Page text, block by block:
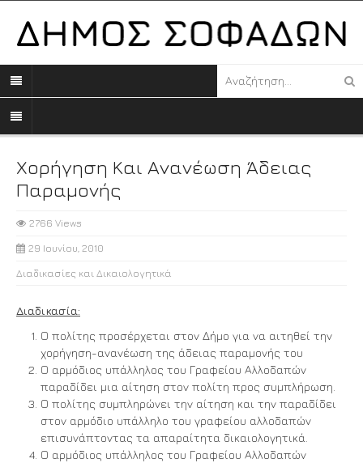
Χορήγηση Και Ανανέωση Άδειας
Παραμονής
2766 Views
29 Ιουνίου, 2010
Διαδικασίες και Δικαιολογητικά
Διαδικασία:
Ο πολίτης προσέρχεται στον Δήμο για να αιτηθεί την
χορήγηση-ανανέωση της άδειας παραμονής του
Ο αρμόδιος υπάλληλος του Γραφείου Αλλοδαπών
παραδίδει μια αίτηση στον πολίτη προς συμπλήρωση.
Ο πολίτης συμπληρώνει την αίτηση και την παραδίδει
στον αρμόδιο υπάλληλο του γραφείου αλλοδαπών
επισυνάπτοντας τα απαραίτητα δικαιολογητικά.
Ο αρμόδιος υπάλληλος του Γραφείου Αλλοδαπών